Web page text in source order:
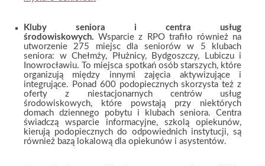
Kluby seniora i centra usług
środowiskowych. Wsparcie z RPO trafiło również na
utworzenie 275 miejsc dla seniorów w 5 klubach
seniora: w Chełmży, Płużnicy, Bydgoszczy, Lubiczu i
Inowrocławiu. To miejsca spotkań osób starszych, które
organizują między innymi zajęcia aktywizujące i
integrujące. Ponad 600 podopiecznych skorzysta też z
oferty z niestacjonarnych centrów usług
środowiskowych, które powstają przy niektórych
domach dziennego pobytu i klubach seniora. Centra
świadczą wsparcie informacyjne, szkolą opiekunów,
kierują podopiecznych do odpowiednich instytucji, są
również bazą lokalową dla opiekunów i asystentów.